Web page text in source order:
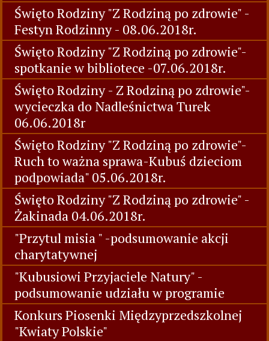
Święto Rodziny "Z Rodziną po zdrowie" -
Festyn Rodzinny - 08.06.2018r.
Święto Rodziny "Z Rodziną po zdrowie"-
spotkanie w bibliotece -07.06.2018r.
Święto Rodziny - Z Rodziną po zdrowie"-
wycieczka do Nadleśnictwa Turek
06.06.2018r
Święto Rodziny "Z Rodziną po zdrowie"-
Ruch to ważna sprawa-Kubuś dzieciom
podpowiada" 05.06.2018r.
Święto Rodziny "Z Rodziną po zdrowie" -
Żakinada 04.06.2018r.
"Przytul misia " -podsumowanie akcji
charytatywnej
"Kubusiowi Przyjaciele Natury" -
podsumowanie udziału w programie
Konkurs Piosenki Międzyprzedszkolnej
"Kwiaty Polskie"